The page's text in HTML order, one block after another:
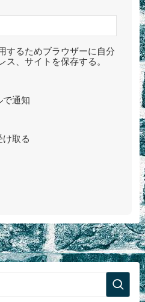
するためブラウザーに自分
ス、サイトを保存する。
で通知
け取る